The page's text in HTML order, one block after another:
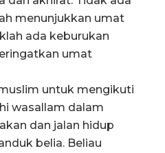
menunjukkan umat
ada keburukan
umat
untuk mengikuti
wasallam dalam
dan jalan hidup
belia. Beliau